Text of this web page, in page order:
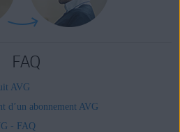
FAQ
AVG
d’un abonnement AVG
- FAQ